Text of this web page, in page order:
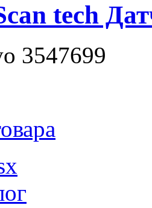
tech
3547699